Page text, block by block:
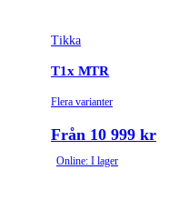
Tikka
T1x MTR
Flera varianter
Från 10 999 kr
Online: I lager